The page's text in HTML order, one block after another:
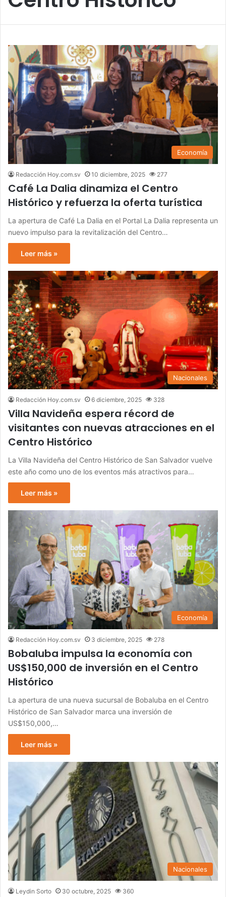
Economía
Redacción Hoy.com.sv 10 diciembre, 2025 277
Café La Dalia dinamiza el Centro
Histórico y refuerza la oferta turística
La apertura de Café La Dalia en el Portal La Dalia representa un
nuevo impulso para la revitalización del Centro…
Leer más »
Nacionales
Redacción Hoy.com.sv 6 diciembre, 2025 328
Villa Navideña espera récord de
visitantes con nuevas atracciones en el
Centro Histórico
La Villa Navideña del Centro Histórico de San Salvador vuelve
este año como uno de los eventos más atractivos para…
Leer más »
Economía
Redacción Hoy.com.sv 3 diciembre, 2025 278
Bobaluba impulsa la economía con
US$150,000 de inversión en el Centro
Histórico
La apertura de una nueva sucursal de Bobaluba en el Centro
Histórico de San Salvador marca una inversión de
US$150,000,…
Leer más »
Nacionales
Leydin Sorto 30 octubre, 2025 360